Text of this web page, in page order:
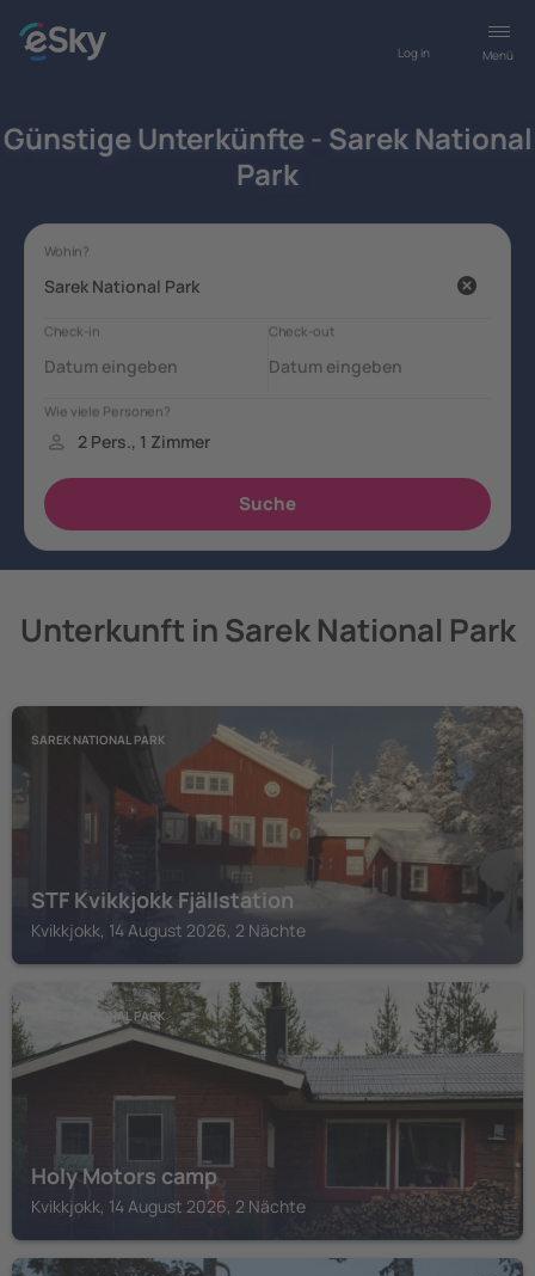
Menü
Log in
Günstige Unterkünfte - Sarek National
Park
Unterkunft in Sarek National Park
SAREK NATIONAL PARK
STF Kvikkjokk Fjällstation
Kvikkjokk, 14 August 2026, 2 Nächte
SAREK NATIONAL PARK
Holy Motors camp
Kvikkjokk, 14 August 2026, 2 Nächte